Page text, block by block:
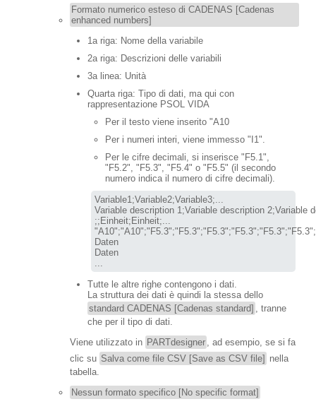
Formato numerico esteso di CADENAS [Cadenas
enhanced numbers]
1a riga: Nome della variabile
2a riga: Descrizioni delle variabili
3a linea: Unità
Quarta riga: Tipo di dati, ma qui con
rappresentazione PSOL VIDA
Per il testo viene inserito "A10
Per i numeri interi, viene immesso "I1".
Per le cifre decimali, si inserisce "F5.1",
"F5.2", "F5.3", "F5.4" o "F5.5" (il secondo
numero indica il numero di cifre decimali).
Variable1;Variable2;Variable3;...
Variable description 1;Variable description 2;Variable
Daten
Daten
Tutte le altre righe contengono i dati.
La struttura dei dati è quindi la stessa dello
standard CADENAS [Cadenas standard]
, tranne
che per il tipo di dati.
Viene utilizzato in PARTdesigner
, ad esempio, se si fa
clic su Salva come file CSV [Save as CSV file] nella
tabella.
Nessun formato specifico [No specific format]